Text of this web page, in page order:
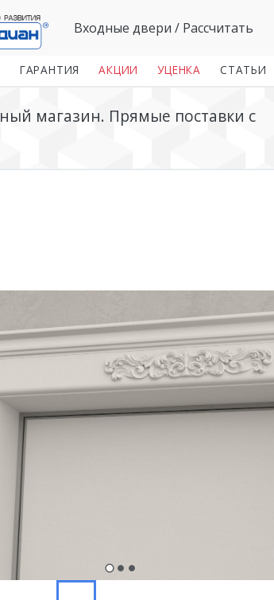
Входные двери / Рассчитать
ГАРАНТИЯ АКЦИИ УЦЕНКА СТАТЬИ
магазин. Прямые поставки с